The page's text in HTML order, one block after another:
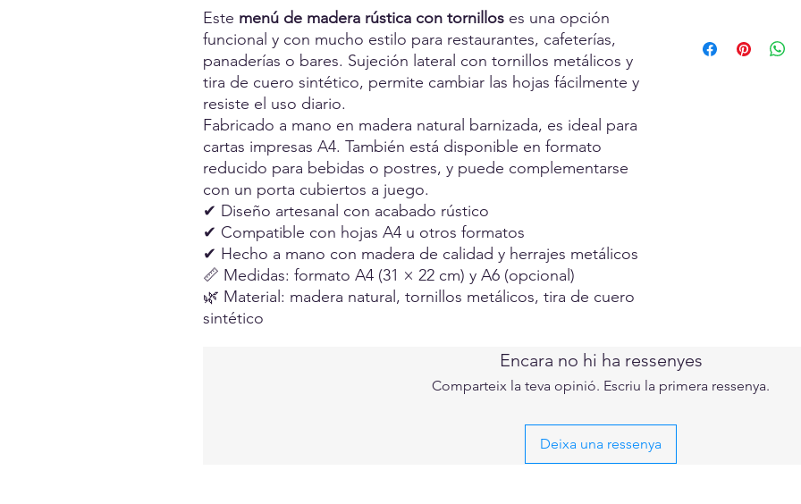
Este menú de madera rústica con tornillos es una opción
funcional y con mucho estilo para restaurantes, cafeterías,
panaderías o bares. Sujeción lateral con tornillos metálicos y
tira de cuero sintético, permite cambiar las hojas fácilmente y
resiste el uso diario.
Fabricado a mano en madera natural barnizada, es ideal para
cartas impresas A4. También está disponible en formato
reducido para bebidas o postres, y puede complementarse
con un porta cubiertos a juego.
✔ Diseño artesanal con acabado rústico
✔ Compatible con hojas A4 u otros formatos
✔ Hecho a mano con madera de calidad y herrajes metálicos
📏 Medidas: formato A4 (31 × 22 cm) y A6 (opcional)
🌿 Material: madera natural, tornillos metálicos, tira de cuero
sintético
Encara no hi ha ressenyes
Comparteix la teva opinió. Escriu la primera ressenya.
Deixa una ressenya